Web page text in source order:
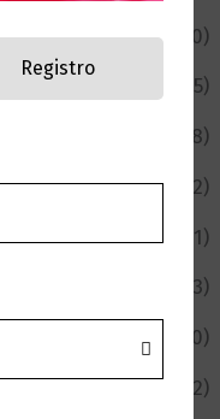
(230)
(75)
(88)
(212)
(371)
(43)
(110)
(12)
Registro